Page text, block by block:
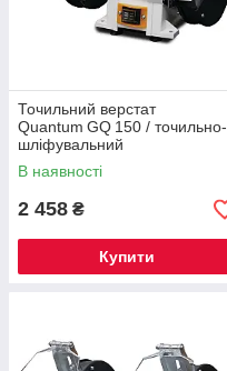
Точильний верстат
Quantum GQ 150 / точильно-
шліфувальний
В наявності
2 458 ₴
Купити